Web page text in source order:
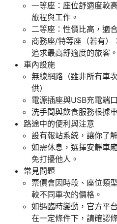
一等座：座位舒適度較
旅程與工作。
二等座：性價比高，適
商務座/特等座（若有）
追求最高舒適度的旅客。
車內設施
無線網路（雖非所有車
供）
電源插座與USB充電端
洗手間與飲食服務根據
路途中的便利與注意
設有報站系統，讓你了
如需休息，選擇安靜車
免打擾他人。
常見問題
票價會因時段、座位類
較不同車次的價格。
如遇臨時變動，官方平
在一定條件下，請確認